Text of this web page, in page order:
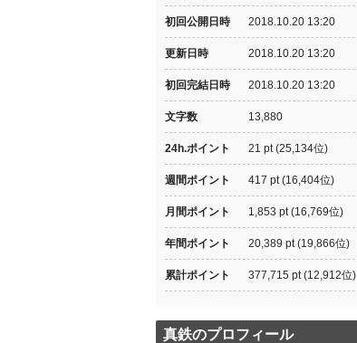
初回公開日時 2018.10.20 13:20
更新日時 2018.10.20 13:20
初回完結日時 2018.10.20 13:20
文字数 13,880
24h.ポイント 21 pt (25,134位)
週間ポイント 417 pt (16,404位)
月間ポイント 1,853 pt (16,769位)
年間ポイント 20,389 pt (19,866位)
累計ポイント 377,715 pt (12,912位)
真鉄のプロフィール